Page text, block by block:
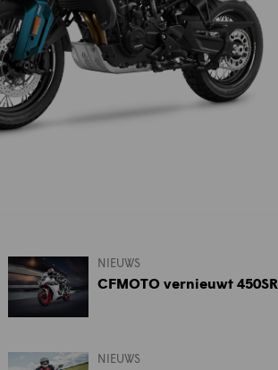
NIEUWS
CFMOTO vernieuwt 450SR
NIEUWS